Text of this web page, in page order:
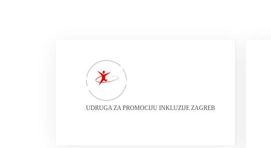
UDRUGA ZA PROMOCIJU INKLUZIJE ZAGREB